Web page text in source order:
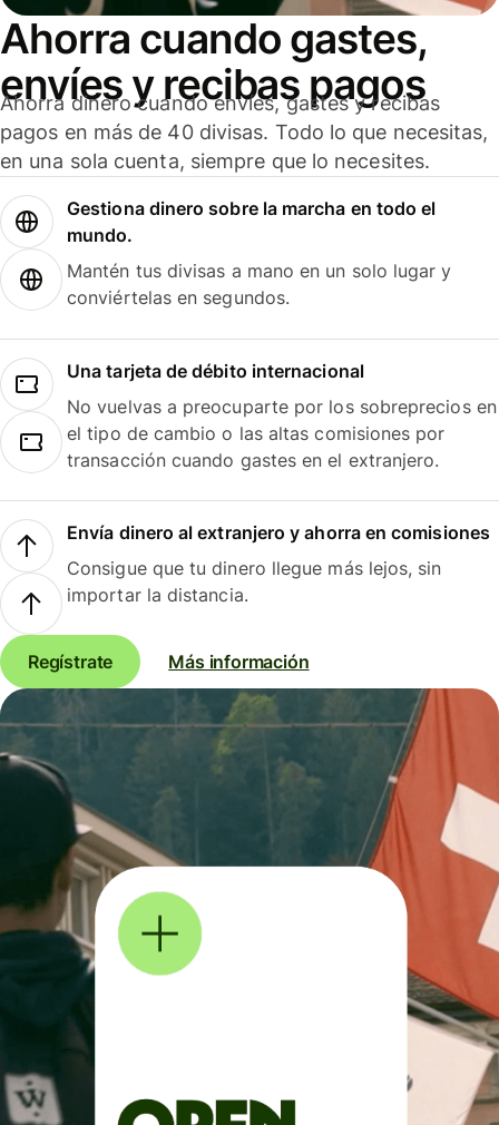
Ahorra cuando gastes,
envíes y recibas pagos
Ahorra dinero cuando envíes, gastes y recibas
pagos en más de 40 divisas. Todo lo que necesitas,
en una sola cuenta, siempre que lo necesites.
Gestiona dinero sobre la marcha en todo el
mundo.
Mantén tus divisas a mano en un solo lugar y
conviértelas en segundos.
Una tarjeta de débito internacional
No vuelvas a preocuparte por los sobreprecios en
el tipo de cambio o las altas comisiones por
transacción cuando gastes en el extranjero.
Envía dinero al extranjero y ahorra en comisiones
Consigue que tu dinero llegue más lejos, sin
importar la distancia.
Regístrate Más información